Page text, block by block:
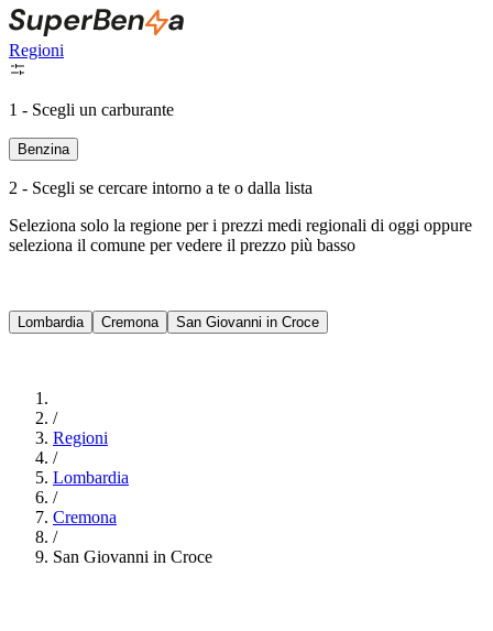
Regioni
1 - Scegli un carburante
Benzina
2 - Scegli se cercare intorno a te o dalla lista
Seleziona solo la regione per i prezzi medi regionali di oggi oppure
seleziona il comune per vedere il prezzo più basso
Lombardia Cremona San Giovanni in Croce
/
Regioni
/
Lombardia
/
Cremona
/
San Giovanni in Croce